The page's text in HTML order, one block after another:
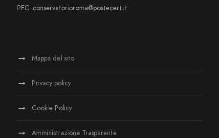
PEC: conservatorioroma@postecert.it
Mappa del sito
Privacy policy
Cookie Policy
Amministrazione Trasparente